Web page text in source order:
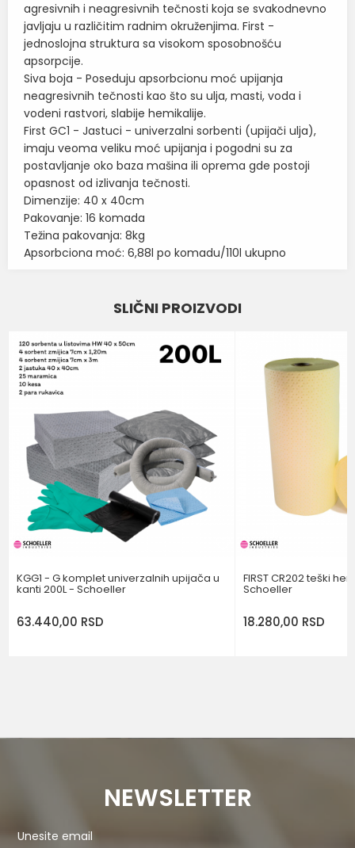
agresivnih i neagresivnih tečnosti koja se svakodnevno
javljaju u različitim radnim okruženjima. First -
jednoslojna struktura sa visokom sposobnošću
apsorpcije.
Siva boja - Poseduju apsorbcionu moć upijanja
neagresivnih tečnosti kao što su ulja, masti, voda i
vodeni rastvori, slabije hemikalije.
First GC1 - Jastuci - univerzalni sorbenti (upijači ulja),
imaju veoma veliku moć upijanja i pogodni su za
postavljanje oko baza mašina ili oprema gde postoji
opasnost od izlivanja tečnosti.
Dimenzije: 40 x 40cm
Pakovanje: 16 komada
Težina pakovanja: 8kg
Apsorbciona moć: 6,88l po komadu/110l ukupno
SORBENTI I INDUSTRIJSKE
BOJA
DIMENZIJE
Brend
SCHOELLER
Poruka
POŠALJI
SLIČNI PROIZVODI
KGG1 - G komplet univerzalnih upijača u
kanti 200L - Schoeller
63.440,00 RSD
FIRST CR202 teški
Schoeller
18.280,00 RSD
NEWSLETTER